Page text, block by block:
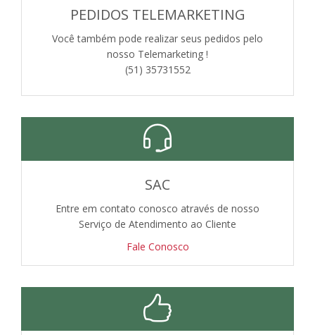
PEDIDOS TELEMARKETING
Você também pode realizar seus pedidos pelo
nosso Telemarketing !
(51) 35731552
SAC
Entre em contato conosco através de nosso
Serviço de Atendimento ao Cliente
Fale Conosco